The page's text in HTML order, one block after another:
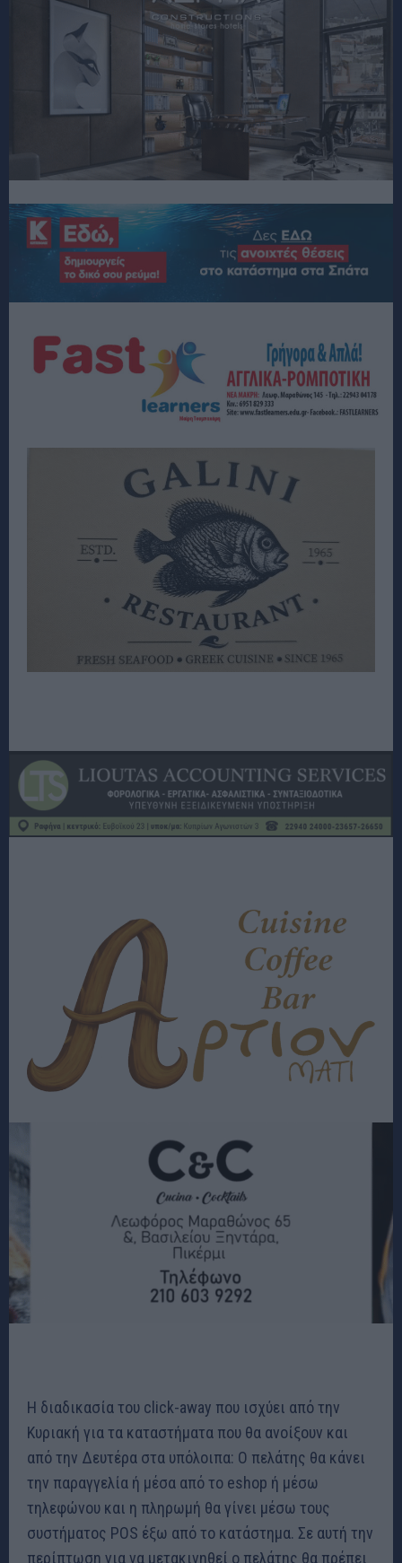
Η διαδικασία του click-away που ισχύει από την
Κυριακή για τα καταστήματα που θα ανοίξουν και
από την Δευτέρα στα υπόλοιπα: Ο πελάτης θα κάνει
την παραγγελία ή μέσα από το eshop ή μέσω
τηλεφώνου και η πληρωμή θα γίνει μέσω τους
συστήματος POS έξω από το κατάστημα. Σε αυτή την
περίπτωση για να μετακινηθεί ο πελάτης θα πρέπει